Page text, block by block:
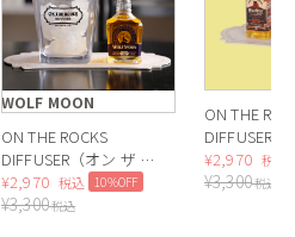
WOLF MOON
ON THE ROCKS
DIFFUSER（オン ザ ロ
ックス ディフューザ
ー）WOLF MOON
¥2,970 税込 10%OFF
¥3,300税込
ON THE
DIFFUSER
ックス ディ
ー）SNOWY
¥2,970 税込
¥3,300税込